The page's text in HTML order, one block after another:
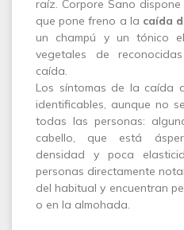
raíz. Corpore Sano
que pone freno a la caída
un champú y un tónico
vegetales de
caída.
Los síntomas de la caída
identificables, aunque no
todas las personas:
cabello, que está
densidad y poca
personas directamente
del habitual y encuentran
o en la almohada.